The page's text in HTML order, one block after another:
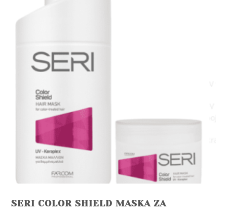
SERI COLOR SHIELD MASKA ZA